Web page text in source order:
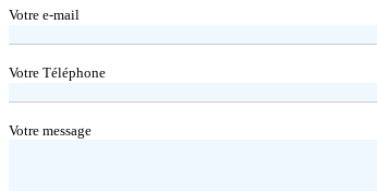
Votre e-mail
Votre Téléphone
Votre message